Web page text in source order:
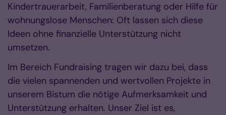
Kindertrauerarbeit, Familienberatung oder Hilfe für
wohnungslose Menschen: Oft lassen sich diese
Ideen ohne finanzielle Unterstützung nicht
umsetzen.
Im Bereich Fundraising tragen wir dazu bei, dass
die vielen spannenden und wertvollen Projekte in
unserem Bistum die nötige Aufmerksamkeit und
Unterstützung erhalten. Unser Ziel ist es,